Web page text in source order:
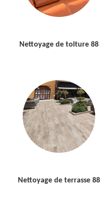
Nettoyage de toiture 88
Nettoyage de terrasse 88